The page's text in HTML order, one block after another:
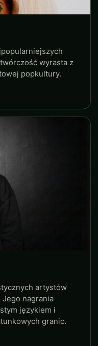
wyrasta z
popkultury.
artystów
Jego nagrania
językiem i
granic.